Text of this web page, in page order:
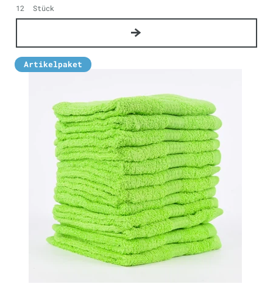
12 Stück
Artikelpaket